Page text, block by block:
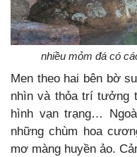
nhiều mỏm đá có
Men theo hai bên bờ
nhìn và thỏa trí tưởng
hình vạn trạng…
những chùm hoa
mơ màng huyền ảo.